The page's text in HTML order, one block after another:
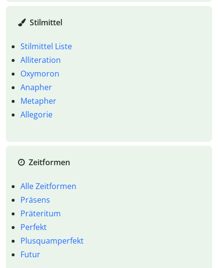
Stilmittel
Stilmittel Liste
Alliteration
Oxymoron
Anapher
Metapher
Allegorie
Zeitformen
Alle Zeitformen
Präsens
Präteritum
Perfekt
Plusquamperfekt
Futur